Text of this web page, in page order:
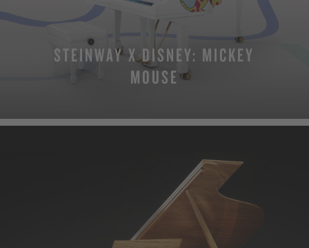
STEINWAY X DISNEY: MICKEY
MOUSE